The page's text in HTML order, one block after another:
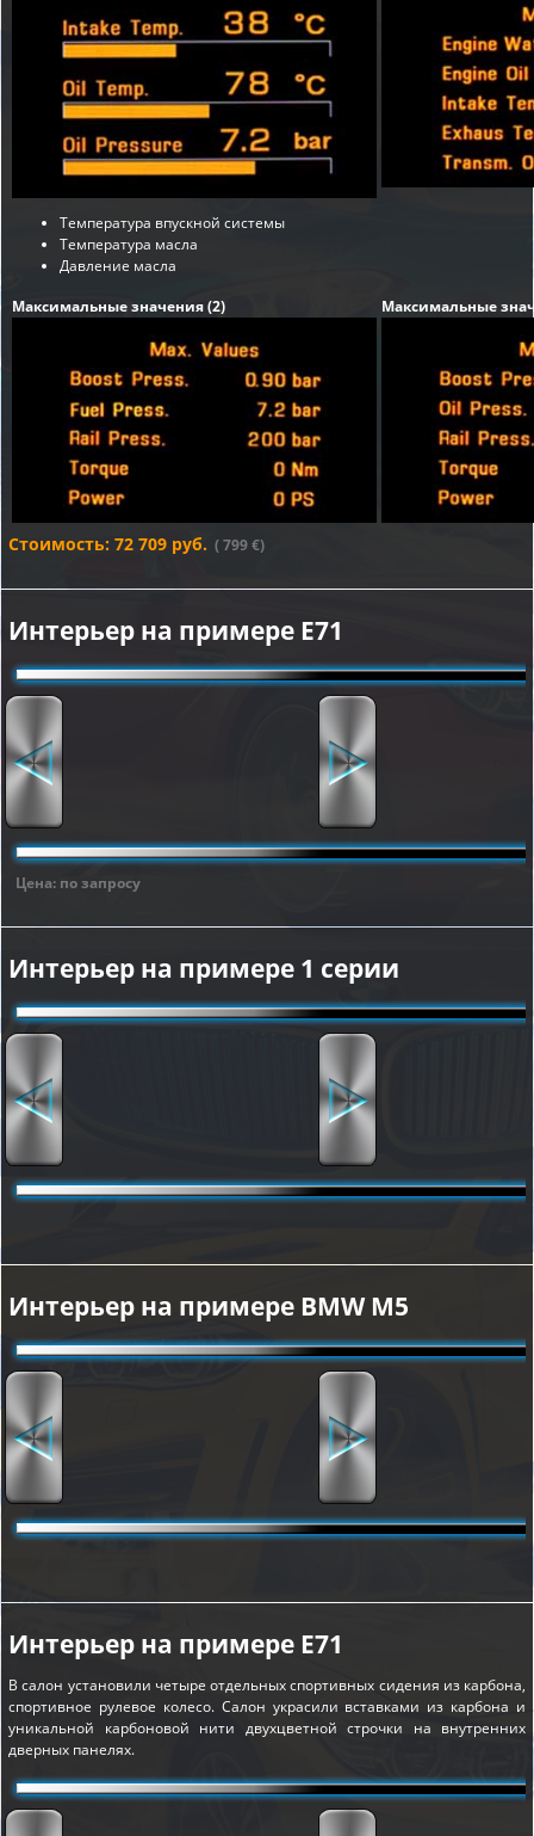
Температура впускной системы
Температура масла
Давление масла
Максимальные значения (2)
Максимальные
Стоимость: 72 709 руб. ( 799 €)
Интерьер на примере E71
Цена: по запросу
Интерьер на примере 1 серии
Интерьер на примере BMW M5
Интерьер на примере E71
В салон установили четыре отдельных спортивных сидения из карбона,
спортивное рулевое колесо. Салон украсили вставками из карбона и
уникальной карбоновой нити двухцветной строчки на внутренних
дверных панелях.